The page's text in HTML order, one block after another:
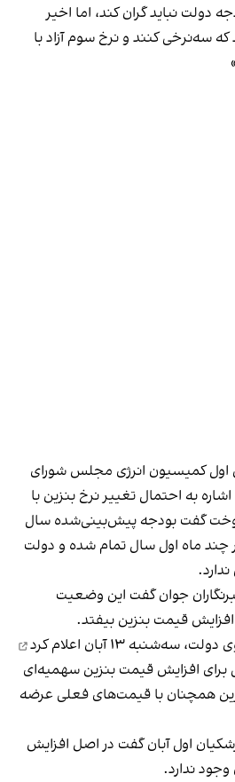
دولت نباید گران کند، اما اخیر
سه‌نرخی کنند و نرخ سوم آزاد با
اول کمیسیون انرژی مجلس شورای
اشاره به احتمال تغییر نرخ بنزین با
سوخت گفت بودجه پیش‌بینی‌شده سال
چند ماه اول سال تمام شده و دولت
جوان گفت این وضعیت
قیمت بنزین بیفتد.
سه‌شنبه ۱۳ آبان
اعلام کرد
افزایش قیمت بنزین سهمیه‌ای
همچنان با قیمت‌های فعلی عرضه
اول آبان گفت در اصل افزایش
ندارد.